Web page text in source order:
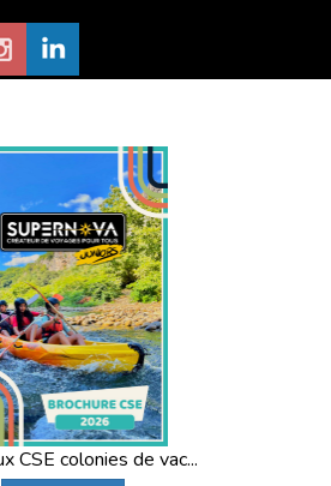
CSE colonies de vac...